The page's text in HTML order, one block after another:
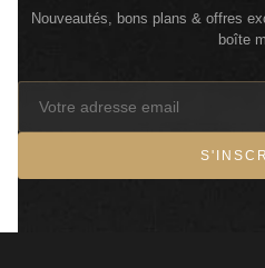
moderne que la marque sait si
décalage qui donne sa
naturelle, cette accessibilité)
Nouveautés, bons plans & offres
boîte